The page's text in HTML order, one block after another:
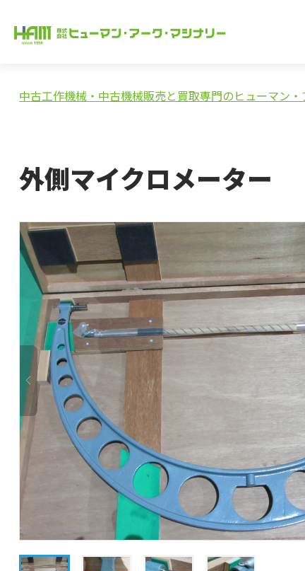
中古工作機械・中古機械販売と買取専門のヒューマン
外側マイクロメーター